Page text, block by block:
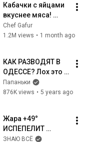
Кабачки с яйцами
вкуснее мяса!
Мало кто знает
секрет! Бабушка
Chef Gafur
1.2M views • 1 month ago
КАК РАЗВОДЯТ В
ОДЕССЕ? Лох это
судьба | Cмешные
видео и лучшие
Папаньки
876K views • 5 years ago
Жара +49°
ИСПЕПЕЛИТ
Европу! Новый
ЗНАЮ ВСЁ